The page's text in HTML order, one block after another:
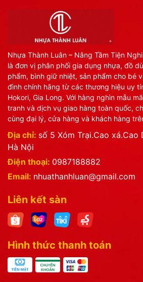
Nhựa Thành Luân – Nâng Tầm Tiện
là đơn vị phân phối gia dụng nhựa, đồ
phẩm, bình giữ nhiệt, sản phẩm cho bé
đình chính hãng từ các thương hiệu uy
Hokori, Gia Long. Với hàng nghìn mẫu
tranh và dịch vụ giao hàng toàn quốc,
cùng đại lý, cửa hàng và khách hàng
Địa chỉ: số 5 Xóm Trại.Cao xá.Cao
Hà Nội
Điện thoại: 0987188882
Email: nhuathanhluan@gmail.com
Liên kết sàn
Hình thức thanh toán